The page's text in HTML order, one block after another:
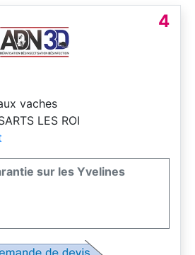
4
vaches
LES ROI
sur les Yvelines